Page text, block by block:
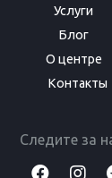
Услуги
Блог
О центре
Контакты
Следите за